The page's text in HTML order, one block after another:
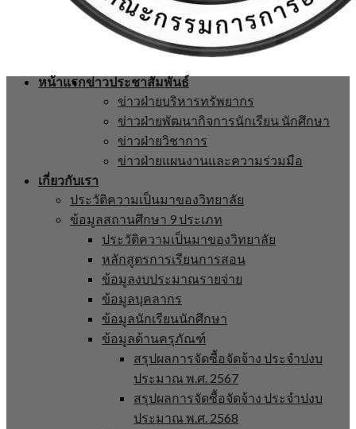
หน้าแรกข่าวประชาสัมพันธ์
ข่าวฝ่ายบริหารทรัพยากร
ข่าวฝ่ายพัฒนากิจการนักเรียน นักศึกษา
ข่าวฝ่ายวิชาการ
ข่าวฝ่ายแผนงานและความร่วมมือ
เกี่ยวกับเรา
ประวัติความเป็นมาของวิทยาลัย
ข้อมูลสถานศึกษา 9 ประเภท
ประวัติความเป็นมาของวิทยาลัย
หลักสูตรการเรียนการสอน
ข้อมูลงบประมาณรายจ่าย
ข้อมูลบุคลากร
ข้อมูลนักเรียนนักศึกษา
ข้อมูลด้านครุภัณฑ์
สรุปผลการจัดซื้อจัดจ้าง ประจำปงบ
ประมาณ พ.ศ. 2567
สรุปผลการจัดซื้อจัดจ้าง ประจำปงบ
ประมาณ พ.ศ. 2568